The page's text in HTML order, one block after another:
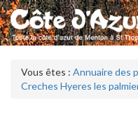
Vous êtes : Annuaire des
Creches Hyeres les